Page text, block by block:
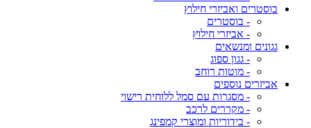
בוסטרים ואביזרי חילוץ
- בוסטרים
- אביזרי חילוץ
גגונים ומנשאים
- גגון ספוג
- מוטות רוחב
אביזרים נוספים
- מסגרות עם סמל ללוחית רישוי
- מקררים לרכב
- בידוריות ומוצרי קמפינג